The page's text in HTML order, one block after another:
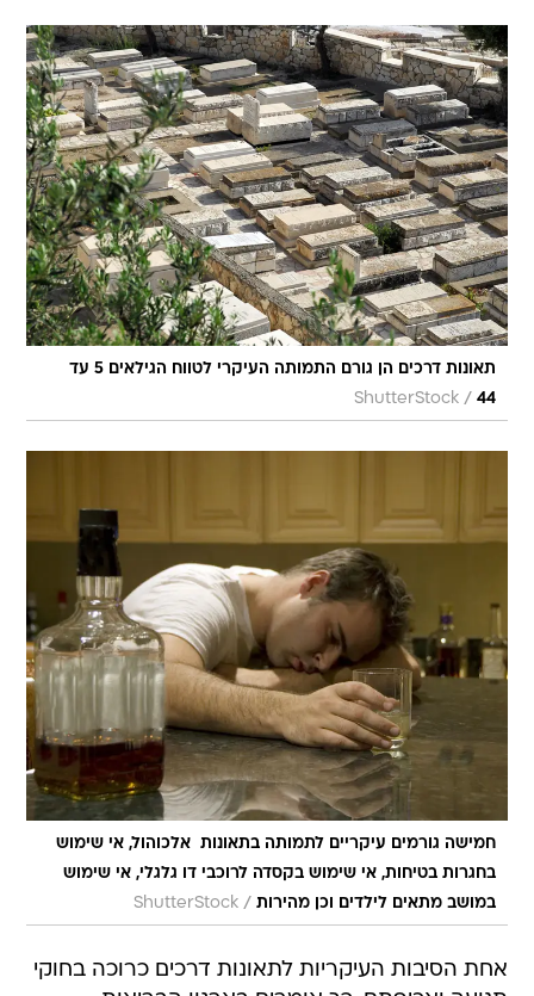
תאונות דרכים הן גורם התמותה העיקרי לטווח הגילאים 5 עד
44
/
ShutterStock
חמישה גורמים עיקריים לתמותה בתאונות  אלכוהול, אי שימוש
בחגרות בטיחות, אי שימוש בקסדה לרוכבי דו גלגלי, אי שימוש
במושב מתאים לילדים וכן מהירות /
ShutterStock
אחת הסיבות העיקריות לתאונות דרכים כרוכה בחוקי